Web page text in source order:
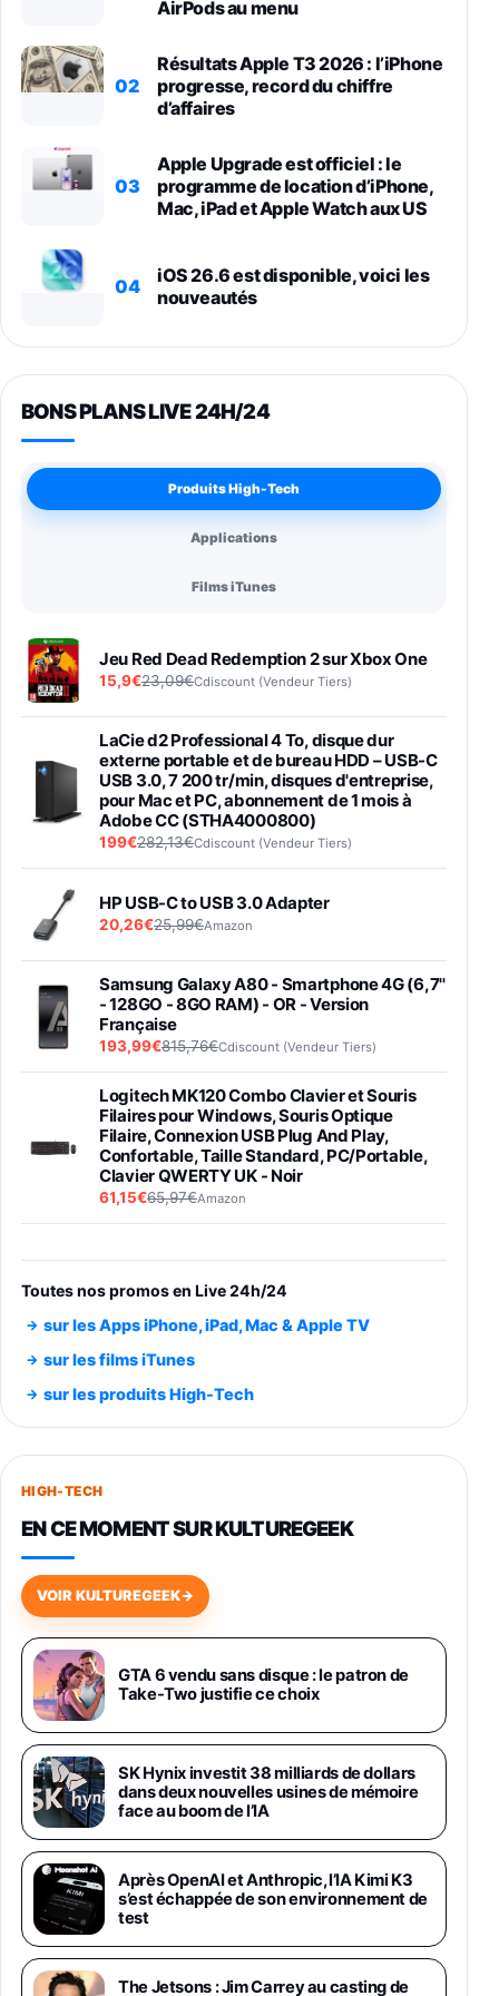
AirPods au menu
02
Résultats Apple T3 2026 : l’iPhone
progresse, record du chiffre
d’affaires
03
Apple Upgrade est officiel : le
programme de location d’iPhone,
Mac, iPad et Apple Watch aux US
04
iOS 26.6 est disponible, voici les
nouveautés
BONS PLANS LIVE 24H/24
Produits High-Tech
Applications
Films iTunes
Jeu Red Dead Redemption 2 sur Xbox One
15,9€23,09€Cdiscount (Vendeur Tiers)
LaCie d2 Professional 4 To, disque dur
externe portable et de bureau HDD – USB-C
USB 3.0, 7 200 tr/min, disques d'entreprise,
pour Mac et PC, abonnement de 1 mois à
Adobe CC (STHA4000800)
199€282,13€Cdiscount (Vendeur Tiers)
HP USB-C to USB 3.0 Adapter
20,26€25,99€Amazon
Samsung Galaxy A80 - Smartphone 4G (6,7''
- 128GO - 8GO RAM) - OR - Version
Française
193,99€815,76€Cdiscount (Vendeur Tiers)
Logitech MK120 Combo Clavier et Souris
Filaires pour Windows, Souris Optique
Filaire, Connexion USB Plug And Play,
Confortable, Taille Standard, PC/Portable,
Clavier QWERTY UK - Noir
61,15€65,97€Amazon
entraénement direct 3 vitesses (33-45-78
trs/min) avec pre-ampli intégré et port USB
Smartphone SAMSUNG Galaxy S26 Ultra
891,99€1199€Fnac (Vendeur Tiers)
Smartphone SAMSUNG Galaxy S26+ Violet
749,99€
648,63€834,71€
Samsung Galaxy Miracle Ultra, Smartphone
Android 5G avec Galaxy AI, 512 Go,
Chargeur Secteur Rapide 25W Inclus,
Smartphone déverrouillé, Noir, Version FR
1019€
Galaxy S26 Ultra 512 Go Bleu
1019€1399€Fnac (Vendeur Tiers)
Galaxy S26 Ultra 256 Go Violet
892€1199€Fnac (Vendeur Tiers)
Philips SHK2000BL - Casque Enfant - Bleu &
Répartiteur Audio 5 Casques, Blanc
Toutes nos promos en Live 24h/24
sur les Apps iPhone, iPad, Mac & Apple TV
sur les films iTunes
sur les produits High-Tech
HIGH-TECH
EN CE MOMENT SUR KULTUREGEEK
VOIR KULTUREGEEK→
GTA 6 vendu sans disque : le patron de
Take-Two justifie ce choix
SK Hynix investit 38 milliards de dollars
dans deux nouvelles usines de mémoire
face au boom de l’IA
Après OpenAI et Anthropic, l’IA Kimi K3
s’est échappée de son environnement de
test
The Jetsons : Jim Carrey au casting de